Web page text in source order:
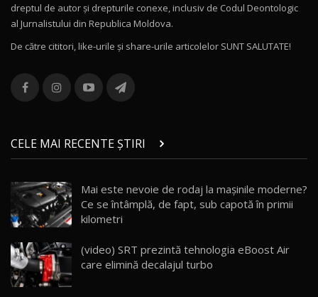
12
Noul MG HS / Test Drive AutoBlog.MD
16:48
13
combină aventura cu luxul / AutoBlog.MD
36:08
chinez care face lumea să se întoarcă după el
/ AutoBlog.MD
17:27
15 14:37
16
AutoBlogMD
13:10
dreptul de autor și drepturile conexe, inclusiv de Codul Deontologic
al Jurnalistului din Republica Moldova.
De către cititori, like-urile şi share-urile articolelor SUNT SALUTATE!
CELE MAI RECENTE ȘTIRI
Mai este nevoie de rodaj la mașinile moderne?
Ce se întâmplă, de fapt, sub capotă în primii
kilometri
(video) SRT prezintă tehnologia eBoost Air
care elimină decalajul turbo